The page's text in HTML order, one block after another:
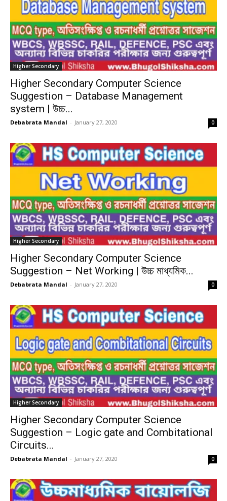
Higher Secondary
Higher Secondary Computer Science
Suggestion – Database Management
system | উচ্চ...
Debabrata Mandal - January 27, 2020 0
Higher Secondary
Higher Secondary Computer Science
Suggestion – Net Working | উচ্চ মাধ্যমিক...
Debabrata Mandal - January 27, 2020 0
Higher Secondary
Higher Secondary Computer Science
Suggestion – Logic gate and Combitational
Circuits...
Debabrata Mandal - January 27, 2020 0